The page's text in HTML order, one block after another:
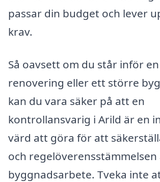
passar din budget och lever
krav.
Så oavsett om du står inför
renovering eller ett större
kan du vara säker på att en
kontrollansvarig i Arild är en
värd att göra för att
och
byggnadsarbete. Tveka inte